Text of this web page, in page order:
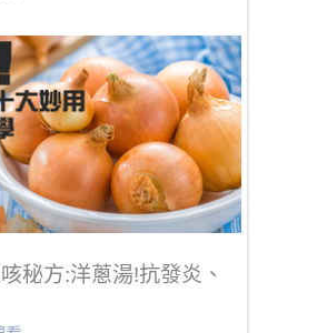
秘方:洋蔥湯!抗發炎、